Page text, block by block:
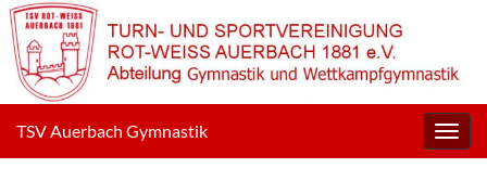
TSV Auerbach Gymnastik